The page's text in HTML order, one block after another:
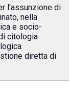
l'assunzione di
nella
e socio-
citologia
diretta di